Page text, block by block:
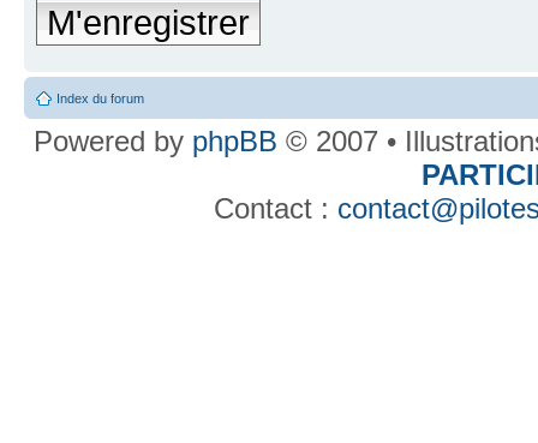
M'enregistrer
Index du forum
Powered by phpBB © 2007 •
Contact :